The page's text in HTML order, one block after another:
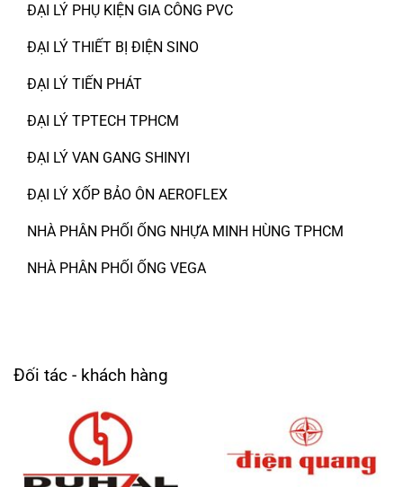
ĐẠI LÝ PHỤ KIỆN GIA CÔNG PVC
ĐẠI LÝ THIẾT BỊ ĐIỆN SINO
ĐẠI LÝ TIẾN PHÁT
ĐẠI LÝ TPTECH TPHCM
ĐẠI LÝ VAN GANG SHINYI
ĐẠI LÝ XỐP BẢO ÔN AEROFLEX
NHÀ PHÂN PHỐI ỐNG NHỰA MINH HÙNG TPHCM
NHÀ PHÂN PHỐI ỐNG VEGA
Đối tác - khách hàng